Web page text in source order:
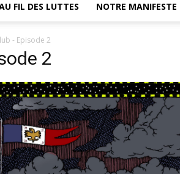
FIL DES LUTTES NOTRE MANIFESTE
- Episode 2
2